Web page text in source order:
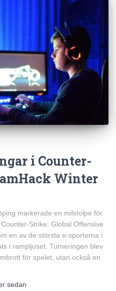
i Counter-
Winter
markerade en milstolpe för
Strike: Global Offensive
en av de största e-sporterna i
i rampljuset. Turneringen blev
för spelet, utan också en
sedan